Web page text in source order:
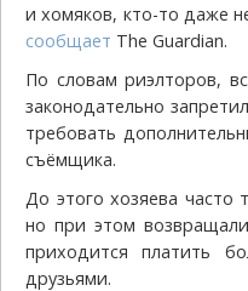
и хомяков, кто-то даже
сообщает The Guardian.
По словам риэлторов,
законодательно
требовать
съёмщика.
До этого хозяева часто
но при этом
приходится платить
друзьями.